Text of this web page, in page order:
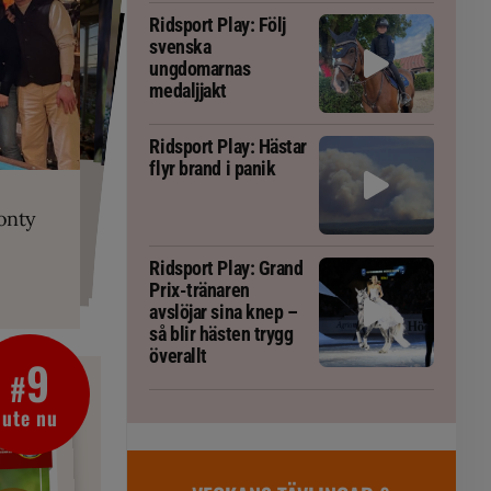
är allt
fång
blivit
tränaren
#9
ute nu
Ridsport Play: Följ
svenska
ungdomarnas
medaljjakt
Ridsport Play: Hästar
flyr brand i panik
Ridsport Play: Grand
Prix-tränaren
avslöjar sina knep –
så blir hästen trygg
överallt